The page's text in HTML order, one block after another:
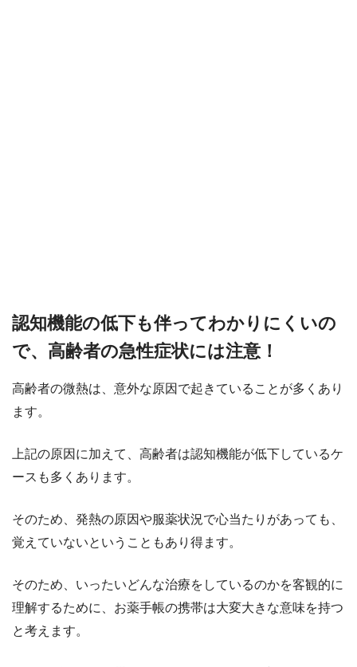
認知機能の低下も伴ってわかりにくいの
で、高齢者の急性症状には注意！
高齢者の微熱は、意外な原因で起きていることが多くあり
ます。
上記の原因に加えて、高齢者は認知機能が低下しているケ
ースも多くあります。
そのため、発熱の原因や服薬状況で心当たりがあっても、
覚えていないということもあり得ます。
そのため、いったいどんな治療をしているのかを客観的に
理解するために、お薬手帳の携帯は大変大きな意味を持つ
と考えます。